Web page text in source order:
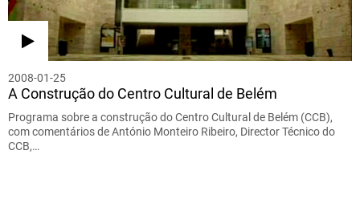
2008-01-25
A Construção do Centro Cultural de Belém
Programa sobre a construção do Centro Cultural de Belém (CCB),
com comentários de António Monteiro Ribeiro, Director Técnico do
CCB,…